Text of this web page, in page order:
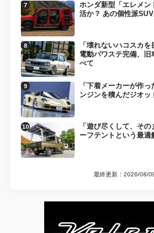
ホンダ新型「エレメン
活か？ あの個性派
「壊れないハコスカ
電動パワステ完備、旧
べて
「下着メーカーが作
ンジンを積んだジオ
「遊び尽くして、そ
ーフテントという最適
最終更新：2026/08/